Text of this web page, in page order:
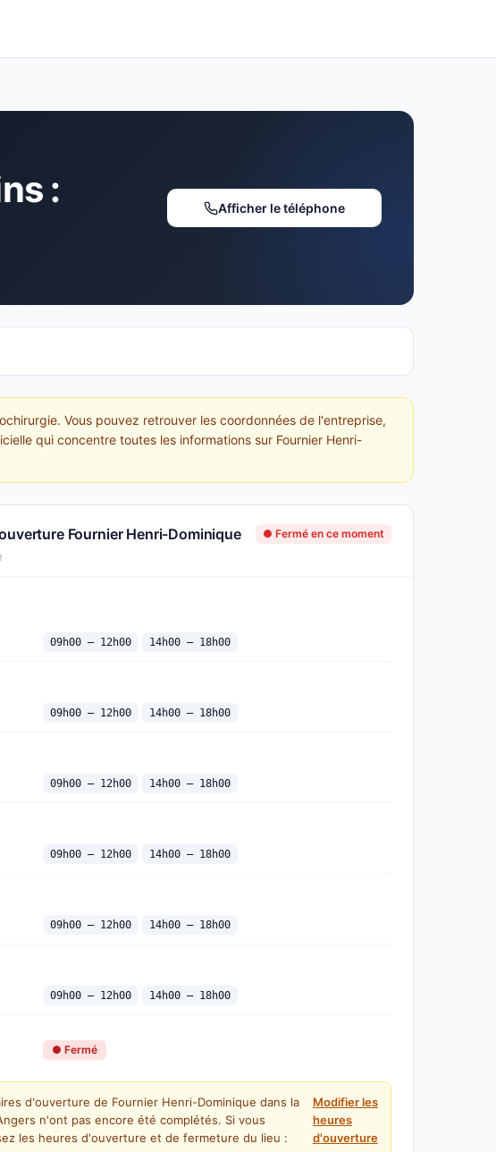
:
Afficher le téléphone
Vous pouvez retrouver les coordonnées de l'entreprise,
qui concentre toutes les informations sur Fournier Henri-
Fournier Henri-Dominique ● Fermé en ce moment
09h00 — 12h00 14h00 — 18h00
09h00 — 12h00 14h00 — 18h00
09h00 — 12h00 14h00 — 18h00
09h00 — 12h00 14h00 — 18h00
09h00 — 12h00 14h00 — 18h00
09h00 — 12h00 14h00 — 18h00
● Fermé
d'ouverture de Fournier Henri-Dominique dans la
n'ont pas encore été complétés. Si vous
les heures d'ouverture et de fermeture du lieu :
Modifier les
heures
d'ouverture